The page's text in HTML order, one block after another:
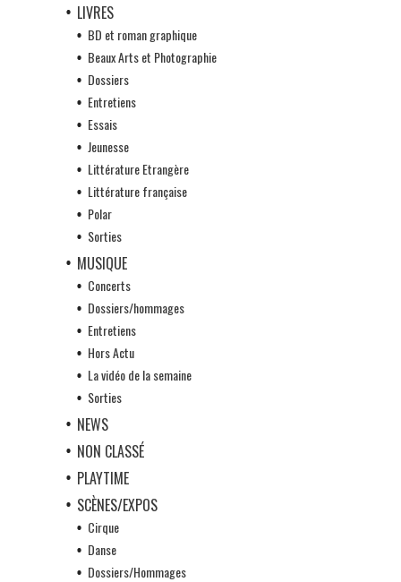
LIVRES
BD et roman graphique
Beaux Arts et Photographie
Dossiers
Entretiens
Essais
Jeunesse
Littérature Etrangère
Littérature française
Polar
Sorties
MUSIQUE
Concerts
Dossiers/hommages
Entretiens
Hors Actu
La vidéo de la semaine
Sorties
NEWS
NON CLASSÉ
PLAYTIME
SCÈNES/EXPOS
Cirque
Danse
Dossiers/Hommages